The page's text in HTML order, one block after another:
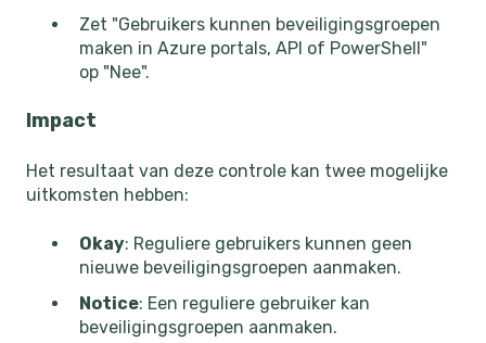
Zet "Gebruikers kunnen beveiligingsgroepen
maken in Azure portals, API of PowerShell"
op "Nee".
Impact
Het resultaat van deze controle kan twee mogelijke
uitkomsten hebben:
Okay: Reguliere gebruikers kunnen geen
nieuwe beveiligingsgroepen aanmaken.
Notice: Een reguliere gebruiker kan
beveiligingsgroepen aanmaken.